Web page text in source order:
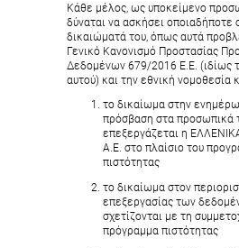
Κάθε μέλος, ως υποκείμενο
δύναται να ασκήσει οποιαδήποτε
δικαιώματά του, όπως αυτά
Γενικό Κανονισμό Προστασίας
Δεδομένων 679/2016 Ε.Ε. (ιδίως
αυτού) και την εθνική νομοθεσία
το δικαίωμα στην
πρόσβαση στα προσωπικά
επεξεργάζεται η
Α.Ε. στο πλαίσιο του
πιστότητας
το δικαίωμα στον
επεξεργασίας των
σχετίζονται με τη
πρόγραμμα πιστότητας